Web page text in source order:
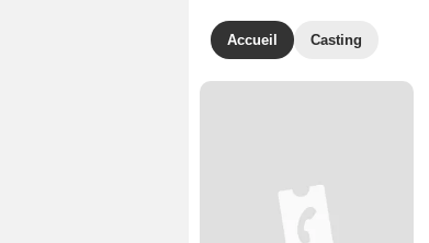
Accueil Casting